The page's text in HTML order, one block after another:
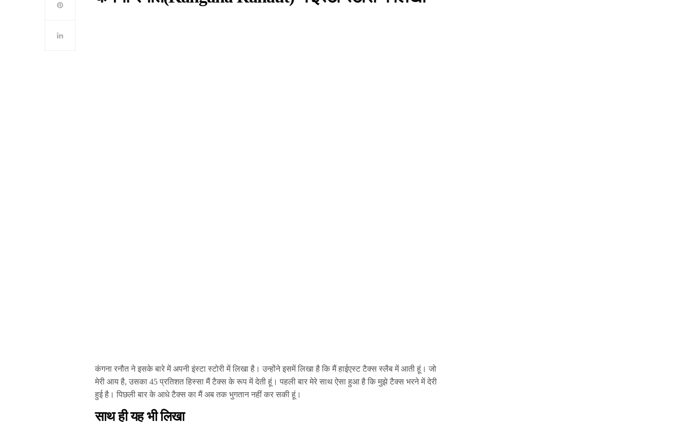
कंगना रनौत ने इसके बारे में अपनी इंस्टा स्टोरी में लिखा है। उन्होंने इसमें लिखा है कि मैं हाईएस्ट टैक्स स्लैब में आती हूं। जो
मेरी आय है, उसका 45 प्रतिशत हिस्सा मैं टैक्स के रूप में देती हूं। पहली बार मेरे साथ ऐसा हुआ है कि मुझे टैक्स भरने में देरी
हुई है। पिछली बार के आधे टैक्स का मैं अब तक भुगतान नहीं कर सकी हूं।
साथ ही यह भी लिखा